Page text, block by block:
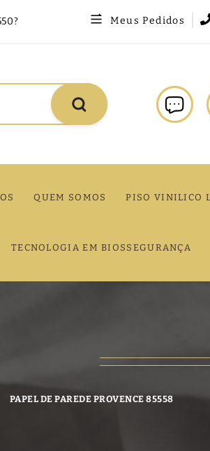
Meus Pedidos
QUEM SOMOS PISO VINILICO
TECNOLOGIA EM BIOSSEGURANÇA
PAPEL DE PAREDE PROVENCE 85558